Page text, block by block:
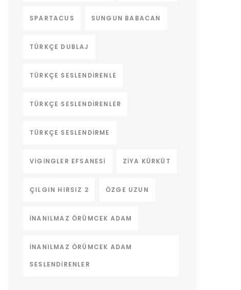
SPARTACUS SUNGUN BABACAN
TÜRKÇE DUBLAJ
TÜRKÇE SESLENDIRENLE
TÜRKÇE SESLENDIRENLER
TÜRKÇE SESLENDIRME
VIGINGLER EFSANESI ZIYA KÜRKÜT
ÇILGIN HIRSIZ 2 ÖZGE UZUN
İNANILMAZ ÖRÜMCEK ADAM
İNANILMAZ ÖRÜMCEK ADAM
SESLENDIRENLER